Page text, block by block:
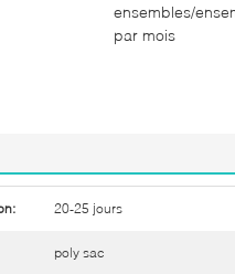
ensembles/
par mois
20-25 jours
poly sac